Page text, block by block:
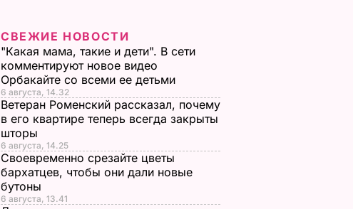
СВЕЖИЕ НОВОСТИ
"Какая мама, такие и дети". В сети
комментируют новое видео
Орбакайте со всеми ее детьми
6 августа, 14.32
Ветеран Роменский рассказал, почему
в его квартире теперь всегда закрыты
шторы
6 августа, 14.25
Своевременно срезайте цветы
бархатцев, чтобы они дали новые
бутоны
6 августа, 13.41